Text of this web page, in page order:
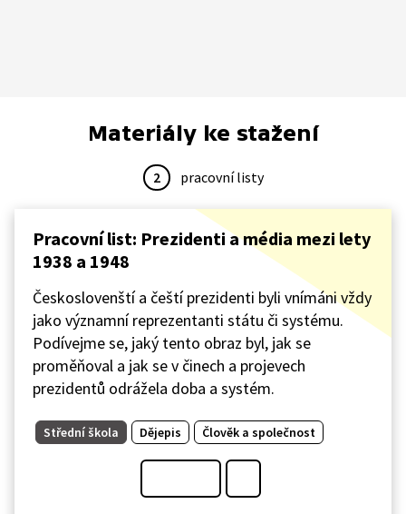
Materiály ke stažení
2 pracovní listy
Pracovní list: Prezidenti a média mezi lety
1938 a 1948
Českoslovenští a čeští prezidenti byli vnímáni vždy
jako významní reprezentanti státu či systému.
Podívejme se, jaký tento obraz byl, jak se
proměňoval a jak se v činech a projevech
prezidentů odrážela doba a systém.
Střední škola Dějepis Člověk a společnost